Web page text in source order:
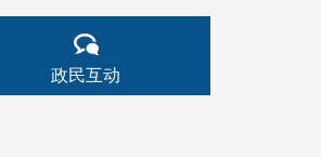
政民互动